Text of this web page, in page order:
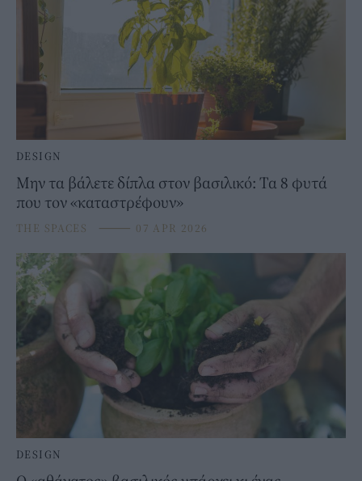
DESIGN
Μην τα βάλετε δίπλα στον βασιλικό: Τα 8 φυτά
που τον «καταστρέφουν»
THE SPACES ⸻ 07 APR 2026
DESIGN